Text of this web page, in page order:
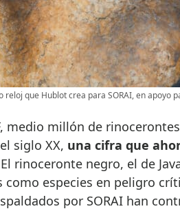
reloj que Hublot crea para SORAI, en apoyo
medio millón de
siglo XX, una cifra que
rinoceronte negro, el de
como especies en peligro
por SORAI han